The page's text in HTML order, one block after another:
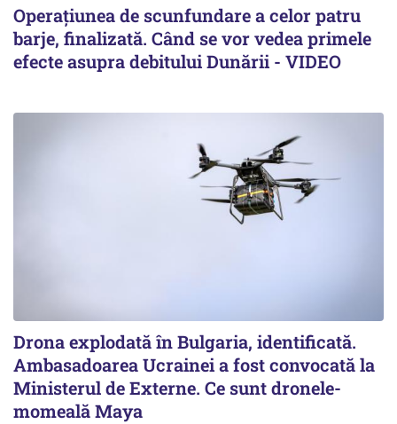
Operațiunea de scunfundare a celor patru
barje, finalizată. Când se vor vedea primele
efecte asupra debitului Dunării - VIDEO
Drona explodată în Bulgaria, identificată.
Ambasadoarea Ucrainei a fost convocată la
Ministerul de Externe. Ce sunt dronele-
momeală Maya